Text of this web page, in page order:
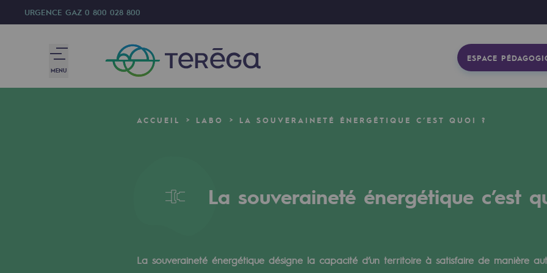
URGENCE GAZ 0 800 028 800
MENU
ESPACE
Accélérateur de la transition énergétique
ACCUEIL LABO LA SOUVERAINETÉ ÉNERGÉTIQUE C’EST QUOI ?
La souveraineté énergétique c’est
La souveraineté énergétique désigne la capacité d’un territoire à satisfaire de manière